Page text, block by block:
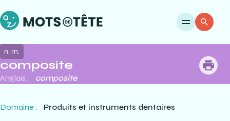
composite
n. m.
Anglais : composite
Domaine : Produits et instruments dentaires